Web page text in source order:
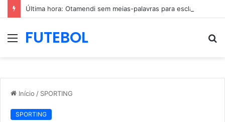
MenuFUTEBOL
Início / SPORTING
SPORTING